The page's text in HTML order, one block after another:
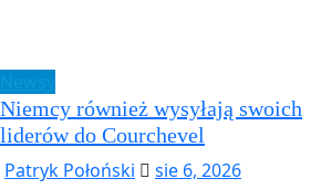
Niemcy również wysyłają swoich
liderów do Courchevel
Patryk Połoński
sie 6, 2026